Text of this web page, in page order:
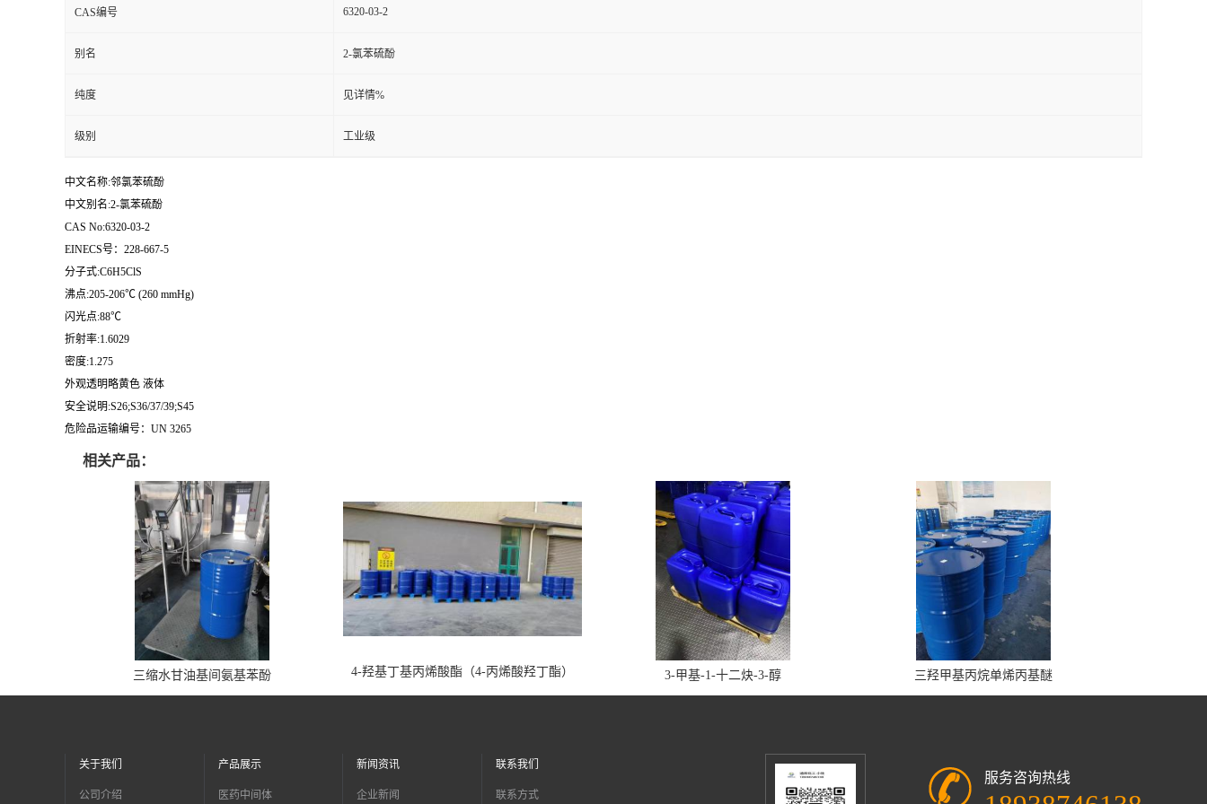
CAS编号 6320-03-2
别名 2-氯苯硫酚
纯度 见详情%
级别 工业级
中文名称:邻氯苯硫酚
中文别名:2-氯苯硫酚
CAS No:6320-03-2
EINECS号：228-667-5
分子式:C6H5ClS
沸点:205-206℃ (260 mmHg)
闪光点:88℃
折射率:1.6029
密度:1.275
外观透明略黄色 液体
安全说明:S26;S36/37/39;S45
危险品运输编号：UN 3265
相关产品：
三缩水甘油基间氨基苯酚 4-羟基丁基丙烯酸酯（4-丙烯酸羟丁酯） 3-甲基-1-十二炔-3-醇 三羟甲基丙烷单烯丙基醚
关于我们
公司介绍
产品展示
医药中间体
新闻资讯
企业新闻
联系我们
联系方式
服务咨询热线